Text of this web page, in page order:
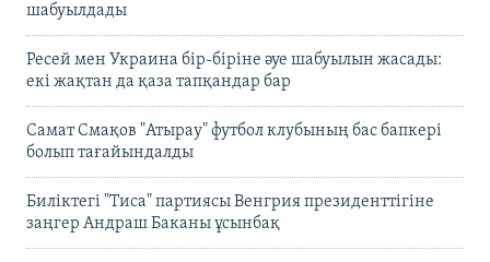
шабуылдады
Ресей мен Украина бір-біріне әуе шабуылын жасады:
екі жақтан да қаза тапқандар бар
Самат Смақов "Атырау" футбол клубының бас бапкері
болып тағайындалды
Биліктегі "Тиса" партиясы Венгрия президенттігіне
заңгер Андраш Баканы ұсынбақ